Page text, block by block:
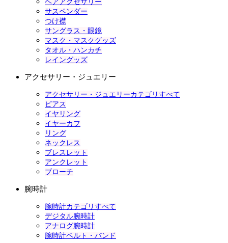
ヘアアクセサリー
サスペンダー
つけ襟
サングラス・眼鏡
マスク・マスクグッズ
タオル・ハンカチ
レイングッズ
アクセサリー・ジュエリー
アクセサリー・ジュエリーカテゴリすべて
ピアス
イヤリング
イヤーカフ
リング
ネックレス
ブレスレット
アンクレット
ブローチ
腕時計
腕時計カテゴリすべて
デジタル腕時計
アナログ腕時計
腕時計ベルト・バンド